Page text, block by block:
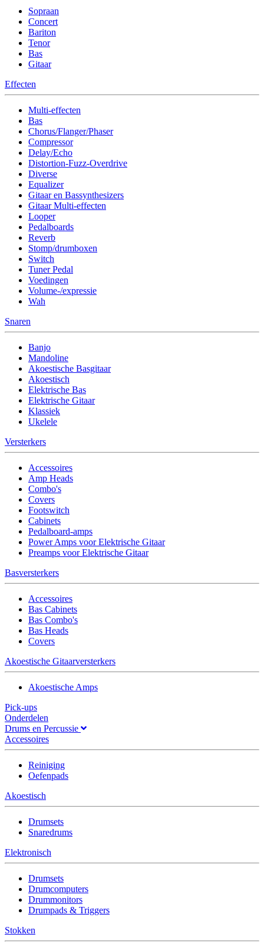
Sopraan
Concert
Bariton
Tenor
Bas
Gitaar
Effecten
Multi-effecten
Bas
Chorus/Flanger/Phaser
Compressor
Delay/Echo
Distortion-Fuzz-Overdrive
Diverse
Equalizer
Gitaar en Bassynthesizers
Gitaar Multi-effecten
Looper
Pedalboards
Reverb
Stomp/drumboxen
Switch
Tuner Pedal
Voedingen
Volume-/expressie
Wah
Snaren
Banjo
Mandoline
Akoestische Basgitaar
Akoestisch
Elektrische Bas
Elektrische Gitaar
Klassiek
Ukelele
Versterkers
Accessoires
Amp Heads
Combo's
Covers
Footswitch
Cabinets
Pedalboard-amps
Power Amps voor Elektrische Gitaar
Preamps voor Elektrische Gitaar
Basversterkers
Accessoires
Bas Cabinets
Bas Combo's
Bas Heads
Covers
Akoestische Gitaarversterkers
Akoestische Amps
Pick-ups
Onderdelen
Drums en Percussie
Accessoires
Reiniging
Oefenpads
Akoestisch
Drumsets
Snaredrums
Elektronisch
Drumsets
Drumcomputers
Drummonitors
Drumpads & Triggers
Stokken